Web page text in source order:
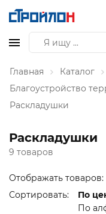
Главная Каталог
Благоустройство
Раскладушки
Раскладушки
9 товаров
Отображать товаров:
Сортировать:
По
По